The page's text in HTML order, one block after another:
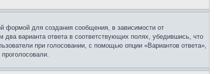
формой для создания сообщения, в зависимости от
варианта ответа в соответствующих полях, убедившись, что
при голосовании, с помощью опции «Вариантов ответа»,